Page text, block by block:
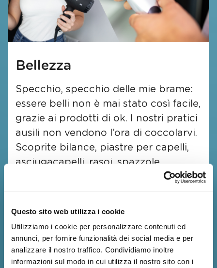
Questo sito web utilizza i cookie
Utilizziamo i cookie per personalizzare contenuti ed
annunci, per fornire funzionalità dei social media e per
analizzare il nostro traffico. Condividiamo inoltre
informazioni sul modo in cui utilizza il nostro sito con i
Bellezza
Specchio, specchio delle mie brame:
essere belli non è mai stato così facile,
grazie ai prodotti di ok. I nostri pratici
ausili non vendono l’ora di coccolarvi.
Scoprite bilance, piastre per capelli,
asciugacapelli, rasoi, spazzole
termiche, prodotti per la cura della
pelle e cuscini riscaldanti!